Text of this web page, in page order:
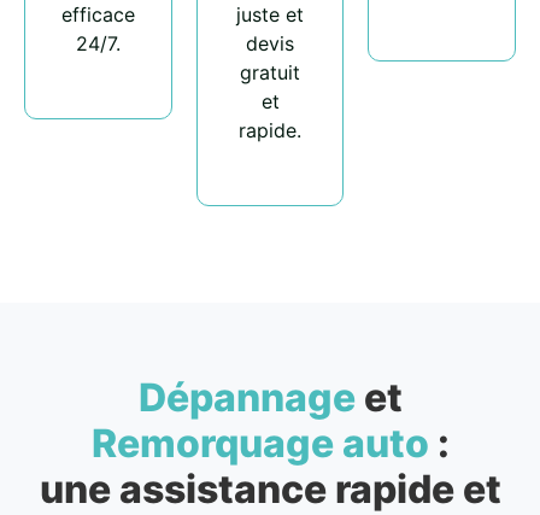
efficace
24/7.
juste et
devis
gratuit
et
rapide.
Dépannageet
Remorquage auto :
une assistance rapide et